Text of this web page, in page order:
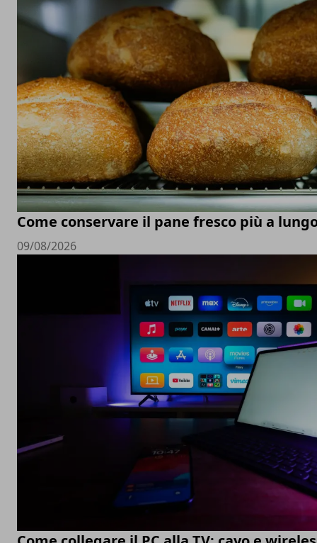
Come conservare il pane fresco più a
09/08/2026